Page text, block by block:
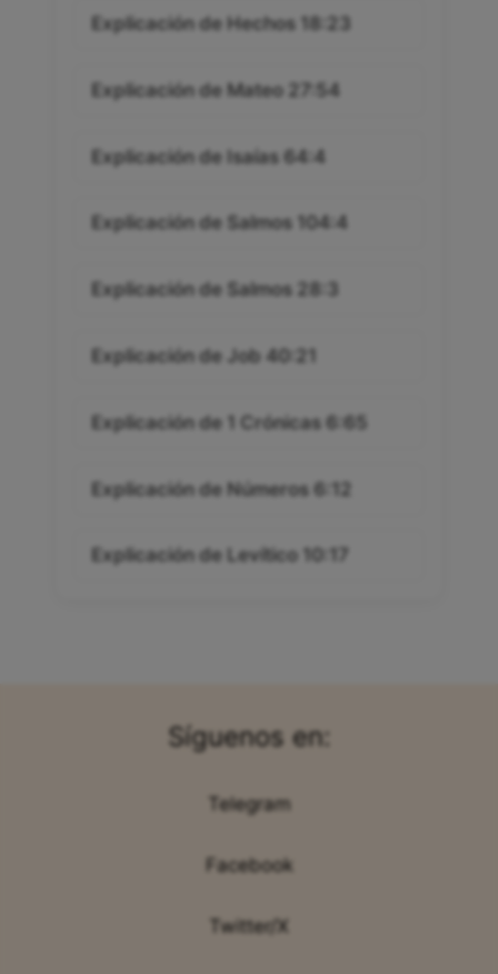
Explicación de Hechos 18:23
Explicación de Mateo 27:54
Explicación de Isaías 64:4
Explicación de Salmos 104:4
Explicación de Salmos 28:3
Explicación de Job 40:21
Explicación de 1 Crónicas 6:65
Explicación de Números 6:12
Explicación de Levítico 10:17
Síguenos en:
Telegram
Facebook
Twitter/X